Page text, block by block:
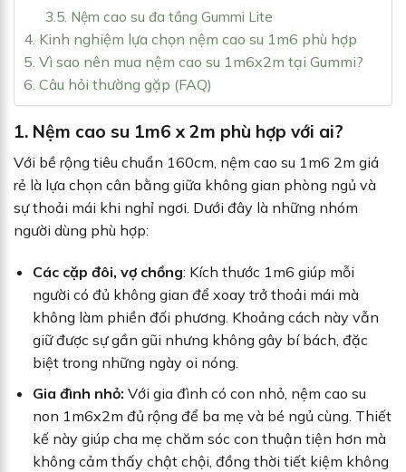
3.5. Nệm cao su đa tầng Gummi Lite
4. Kinh nghiệm lựa chọn nệm cao su 1m6 phù hợp
5. Vì sao nên mua nệm cao su 1m6x2m tại Gummi?
6. Câu hỏi thường gặp (FAQ)
1. Nệm cao su 1m6 x 2m phù hợp với ai?
Với bề rộng tiêu chuẩn 160cm, nệm cao su 1m6 2m giá
rẻ là lựa chọn cân bằng giữa không gian phòng ngủ và
sự thoải mái khi nghỉ ngơi. Dưới đây là những nhóm
người dùng phù hợp:
Các cặp đôi, vợ chồng: Kích thước 1m6 giúp mỗi
người có đủ không gian để xoay trở thoải mái mà
không làm phiền đối phương. Khoảng cách này vẫn
giữ được sự gần gũi nhưng không gây bí bách, đặc
biệt trong những ngày oi nóng.
Gia đình nhỏ: Với gia đình có con nhỏ, nệm cao su
non 1m6x2m đủ rộng để ba mẹ và bé ngủ cùng. Thiết
kế này giúp cha mẹ chăm sóc con thuận tiện hơn mà
không cảm thấy chật chội, đồng thời tiết kiệm không